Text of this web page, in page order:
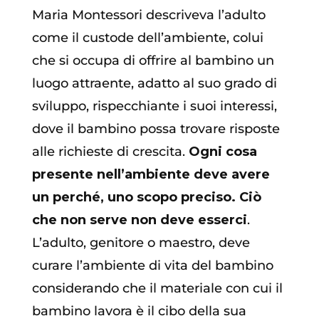
Maria Montessori descriveva l’adulto
come il custode dell’ambiente, colui
che si occupa di offrire al bambino un
luogo attraente, adatto al suo grado di
sviluppo, rispecchiante i suoi interessi,
dove il bambino possa trovare risposte
alle richieste di crescita. Ogni cosa
presente nell’ambiente deve avere
un perché, uno scopo preciso. Ciò
che non serve non deve esserci.
L’adulto, genitore o maestro, deve
curare l’ambiente di vita del bambino
considerando che il materiale con cui il
bambino lavora è il cibo della sua